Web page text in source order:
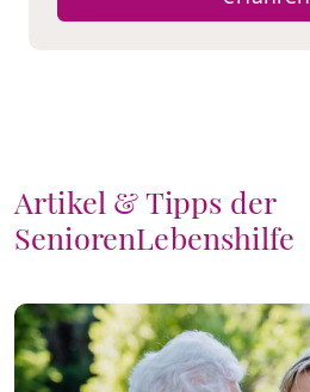
Artikel & Tipps der
SeniorenLebenshilfe